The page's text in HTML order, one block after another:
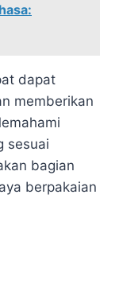
dapat
memberikan
sesuai
bagian
berpakaian